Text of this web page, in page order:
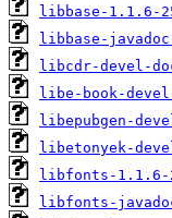
libbase-1.1.6-
libbase-
libcdr-devel-
libe-book-
libepubgen-
libetonyek-
libfonts-1.1.6-
libfonts-